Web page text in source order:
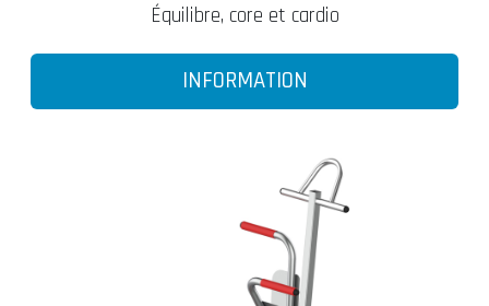
Équilibre, core et cardio
INFORMATION